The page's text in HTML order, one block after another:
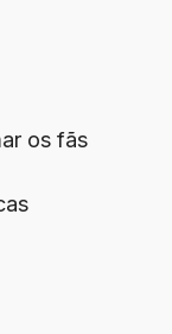
os fãs